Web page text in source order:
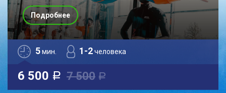
5мин. 1-2человека
6 500 a 7 500 a
Подробнее